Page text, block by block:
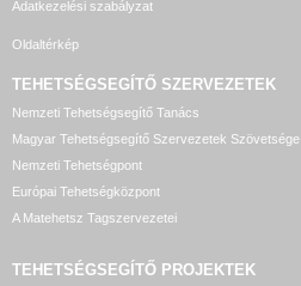
Adatkezelési szabályzat
Oldaltérkép
TEHETSÉGSEGÍTŐ SZERVEZETEK
Nemzeti Tehetségsegítő Tanács
Magyar Tehetségsegítő Szervezetek Szövetsége
Nemzeti Tehetségpont
Európai Tehetségközpont
A Matehetsz Tagszervezetei
TEHETSÉGSEGÍTŐ PROJEKTEK